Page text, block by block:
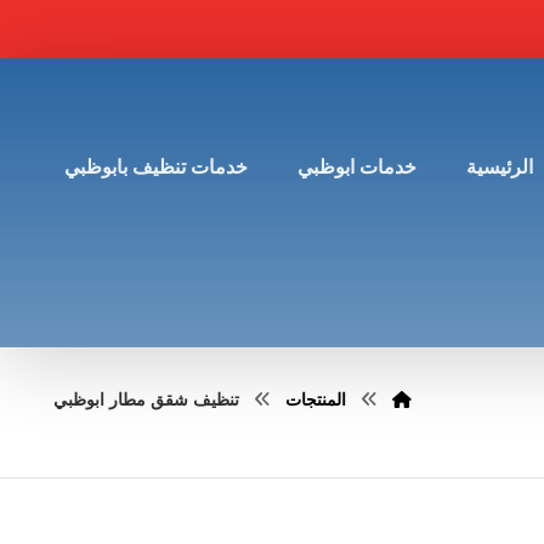
الرئيسية خدمات ابوظبي خدمات تنظيف بابوظبي
المنتجات تنظيف شقق مطار ابوظبي